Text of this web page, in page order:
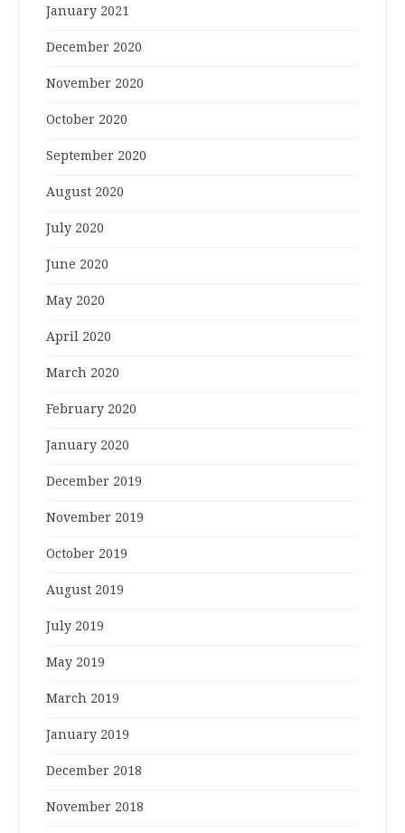
January 2021
December 2020
November 2020
October 2020
September 2020
August 2020
July 2020
June 2020
May 2020
April 2020
March 2020
February 2020
January 2020
December 2019
November 2019
October 2019
August 2019
July 2019
May 2019
March 2019
January 2019
December 2018
November 2018